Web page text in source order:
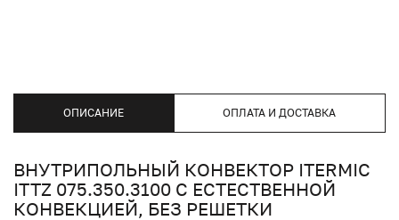
ОПИСАНИЕ ОПЛАТА И ДОСТАВКА
ВНУТРИПОЛЬНЫЙ КОНВЕКТОР ITERMIC
ITTZ 075.350.3100 С ЕСТЕСТВЕННОЙ
КОНВЕКЦИЕЙ, БЕЗ РЕШЕТКИ